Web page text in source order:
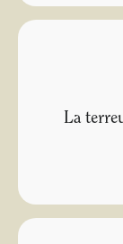
La